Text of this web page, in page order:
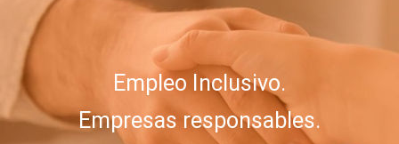
Empleo Inclusivo.
Empresas responsables.